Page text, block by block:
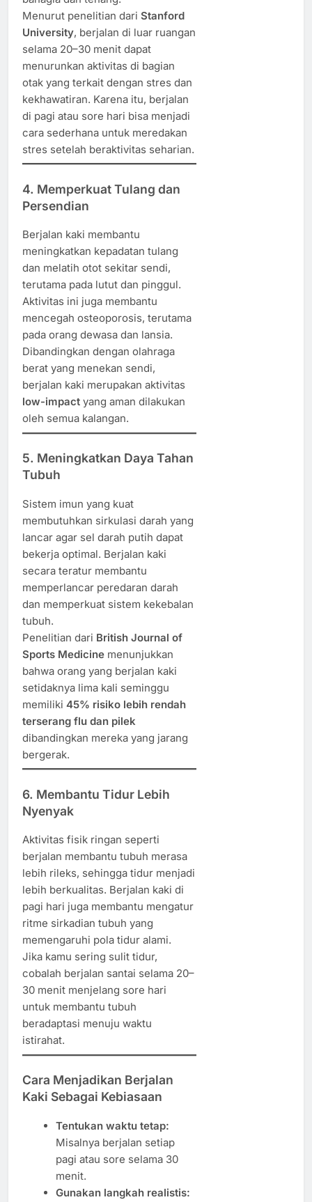
Menurut penelitian dari Stanford
University, berjalan di luar ruangan
selama 20–30 menit dapat
menurunkan aktivitas di bagian
otak yang terkait dengan stres dan
kekhawatiran. Karena itu, berjalan
di pagi atau sore hari bisa menjadi
cara sederhana untuk meredakan
stres setelah beraktivitas seharian.
4. Memperkuat Tulang dan
Persendian
Berjalan kaki membantu
meningkatkan kepadatan tulang
dan melatih otot sekitar sendi,
terutama pada lutut dan pinggul.
Aktivitas ini juga membantu
mencegah osteoporosis, terutama
pada orang dewasa dan lansia.
Dibandingkan dengan olahraga
berat yang menekan sendi,
berjalan kaki merupakan aktivitas
low-impact yang aman dilakukan
oleh semua kalangan.
5. Meningkatkan Daya Tahan
Tubuh
Sistem imun yang kuat
membutuhkan sirkulasi darah yang
lancar agar sel darah putih dapat
bekerja optimal. Berjalan kaki
secara teratur membantu
memperlancar peredaran darah
dan memperkuat sistem kekebalan
tubuh.
Penelitian dari British Journal of
Sports Medicine menunjukkan
bahwa orang yang berjalan kaki
setidaknya lima kali seminggu
memiliki 45% risiko lebih rendah
terserang flu dan pilek
dibandingkan mereka yang jarang
bergerak.
6. Membantu Tidur Lebih
Nyenyak
Aktivitas fisik ringan seperti
berjalan membantu tubuh merasa
lebih rileks, sehingga tidur menjadi
lebih berkualitas. Berjalan kaki di
pagi hari juga membantu mengatur
ritme sirkadian tubuh yang
memengaruhi pola tidur alami.
Jika kamu sering sulit tidur,
cobalah berjalan santai selama 20–
30 menit menjelang sore hari
untuk membantu tubuh
beradaptasi menuju waktu
istirahat.
Cara Menjadikan Berjalan
Kaki Sebagai Kebiasaan
Tentukan waktu tetap:
Misalnya berjalan setiap
pagi atau sore selama 30
menit.
Gunakan langkah realistis: